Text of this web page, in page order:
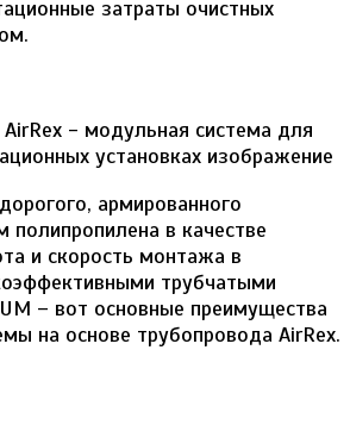
затраты очистных
армированного
полипропилена в качестве
и скорость монтажа в
трубчатыми
– вот основные преимущества
на основе трубопровода AirRex.